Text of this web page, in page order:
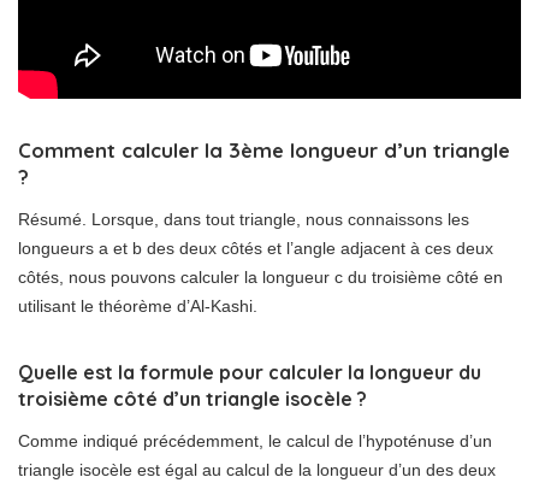
Comment calculer la 3ème longueur d’un triangle
?
Résumé. Lorsque, dans tout triangle, nous connaissons les
longueurs a et b des deux côtés et l’angle adjacent à ces deux
côtés, nous pouvons calculer la longueur c du troisième côté en
utilisant le théorème d’Al-Kashi.
Quelle est la formule pour calculer la longueur du
troisième côté d’un triangle isocèle ?
Comme indiqué précédemment, le calcul de l’hypoténuse d’un
triangle isocèle est égal au calcul de la longueur d’un des deux